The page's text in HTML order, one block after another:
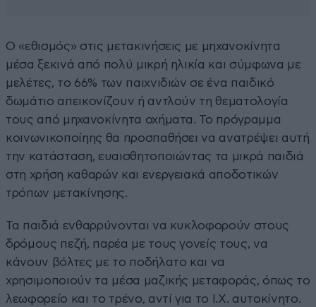
Ο «εθισμός» στις μετακινήσεις με μηχανοκίνητα
μέσα ξεκινά από πολύ μικρή ηλικία και σύμφωνα με
μελέτες, το 66% των παιχνιδιών σε ένα παιδικό
δωμάτιο απεικονίζουν ή αντλούν τη θεματολογία
τους από μηχανοκίνητα οχήματα. Το πρόγραμμα
κοινωνικοποίηης θα προσπαθήσει να ανατρέψει αυτή
την κατάσταση, ευαισθητοποιώντας τα μικρά παιδιά
στη χρήση καθαρών και ενεργειακά αποδοτικών
τρόπων μετακίνησης.
Τα παιδιά ενθαρρύνονται να κυκλοφορούν στους
δρόμους πεζή, παρέα με τους γονείς τους, να
κάνουν βόλτες με το ποδήλατο και να
χρησιμοποιούν τα μέσα μαζικής μεταφοράς, όπως το
λεωφορείο και το τρένο, αντί για το Ι.Χ. αυτοκίνητο.